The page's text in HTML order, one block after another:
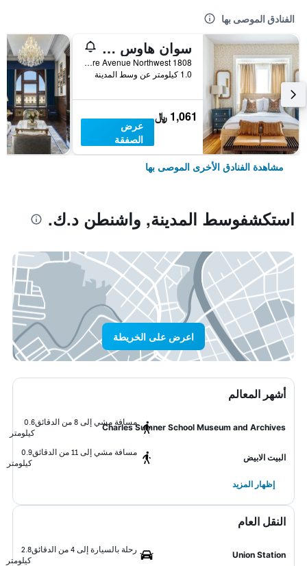
الفنادق الموصى بها
سوان هاوس هيستوريك دوبونت سيركل إن
1808 New Hampshire Avenue Northwest, واشنطن د.ك., DC, الولايات المتحدة الأميريكية
1.0 كيلومتر عن وسط المدينة
1,061 ﷼
عرض
الصفقة
مشاهدة الفنادق الأخرى الموصى بها
استكشفوسط المدينة, واشنطن د.ك.
اعرض على الخريطة
أشهر المعالم
Charles Sumner School Museum and Archives
مسافة مشي إلى 8 من الدقائق
0.6
كيلومتر
البيت الابيض
مسافة مشي إلى 11 من الدقائق
0.9
كيلومتر
إظهار المزيد
النقل العام
Union Station
رحلة بالسيارة إلى 4 من الدقائق
2.8
كيلومتر